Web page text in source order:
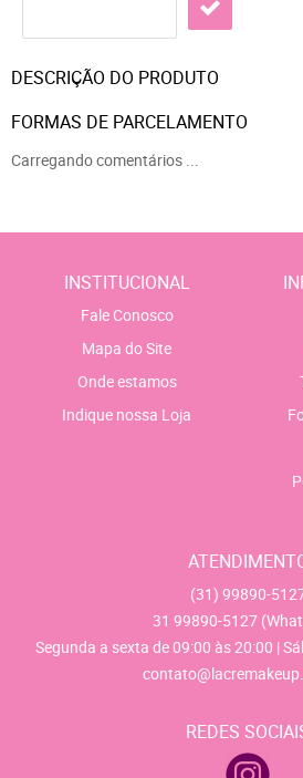
DESCRIÇÃO DO PRODUTO
FORMAS DE PARCELAMENTO
Carregando comentários ...
INSTITUCIONAL
Fale Conosco
Mapa do Site
Onde estamos
Indique nossa Loja
(31) 99890-
31 99890-5127
Segunda a sexta de 09:00 às 20:00 |
REDES